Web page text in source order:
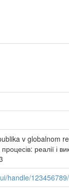
v globalnom
реалії і
handle/